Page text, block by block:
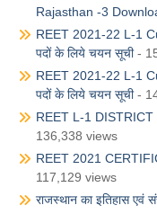
Rajasthan -3
REET 2021-22 L-1
पदों के लिये चयन सूची-
REET 2021-22 L-1
पदों के लिये चयन सूची-
REET L-1
136,338 views
REET 2021
117,129 views
राजस्थान का इतिहास